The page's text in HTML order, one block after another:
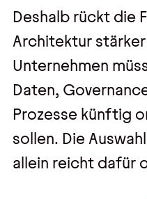
Deshalb rückt die
Architektur
Unternehmen
Daten,
Prozesse künftig
sollen. Die
allein reicht dafür